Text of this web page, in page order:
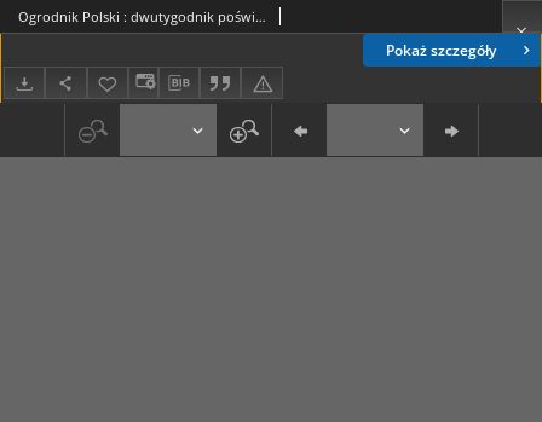
Pokaż szczegóły
Ogrodnik Polski : dwutygodnik poświęcony wszystkim gałęziom ogrodnictwa T. 14, Nr 2 (1892)